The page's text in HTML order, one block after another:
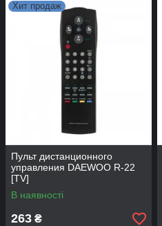
Хит продаж
Пульт дистанционного
управления DAEWOO R-22
[TV]
В наявності
263 ₴